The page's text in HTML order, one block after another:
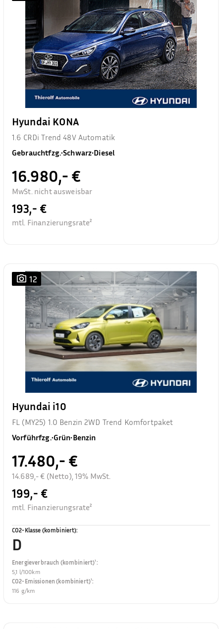
Hyundai KONA
1.6 CRDi Trend 48V Automatik
Gebrauchtfzg.•Schwarz•Diesel
16.980,- €
MwSt. nicht ausweisbar
193,- €
mtl. Finanzierungsrate²
12
Hyundai i10
FL (MY25) 1.0 Benzin 2WD Trend Komfortpaket
Vorführfzg.•Grün•Benzin
17.480,- €
14.689,- € (Netto), 19% MwSt.
199,- €
mtl. Finanzierungsrate²
CO2-Klasse (kombiniert):
D
Energieverbrauch (kombiniert)¹:
5,1 l/100km
CO2-Emissionen (kombiniert)¹:
116 g/km